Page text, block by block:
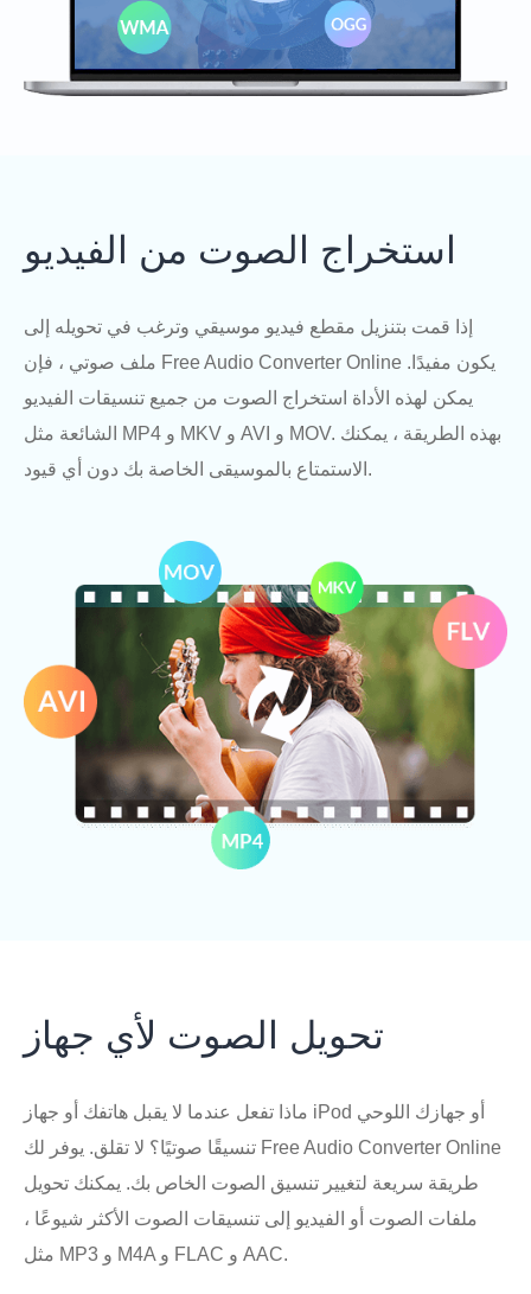
استخراج الصوت من الفيديو
إذا قمت بتنزيل مقطع فيديو موسيقي وترغب في تحويله إلى
ملف صوتي ، فإن Free Audio Converter Online يكون مفيدًا.
يمكن لهذه الأداة استخراج الصوت من جميع تنسيقات الفيديو
الشائعة مثل MP4 و MKV و AVI و MOV. بهذه الطريقة ، يمكنك
الاستمتاع بالموسيقى الخاصة بك دون أي قيود.
تحويل الصوت لأي جهاز
ماذا تفعل عندما لا يقبل هاتفك أو جهاز iPod أو جهازك اللوحي
تنسيقًا صوتيًا؟ لا تقلق. يوفر لك Free Audio Converter Online
طريقة سريعة لتغيير تنسيق الصوت الخاص بك. يمكنك تحويل
ملفات الصوت أو الفيديو إلى تنسيقات الصوت الأكثر شيوعًا ،
مثل MP3 و M4A و FLAC و AAC.